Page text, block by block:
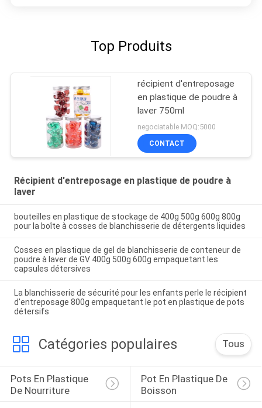
Top Produits
récipient d'entreposage
en plastique de poudre à
laver 750ml
negociatable MOQ:5000
CONTACT
Récipient d'entreposage en plastique de poudre à
laver
bouteilles en plastique de stockage de 400g 500g 600g 800g
pour la boîte à cosses de blanchisserie de détergents liquides
Cosses en plastique de gel de blanchisserie de conteneur de
poudre à laver de GV 400g 500g 600g empaquetant les
capsules détersives
La blanchisserie de sécurité pour les enfants perle le récipient
d'entreposage 800g empaquetant le pot en plastique de pots
détersifs
Catégories populaires Tous
Pots En Plastique
De Nourriture
Pot En Plastique De
Boisson